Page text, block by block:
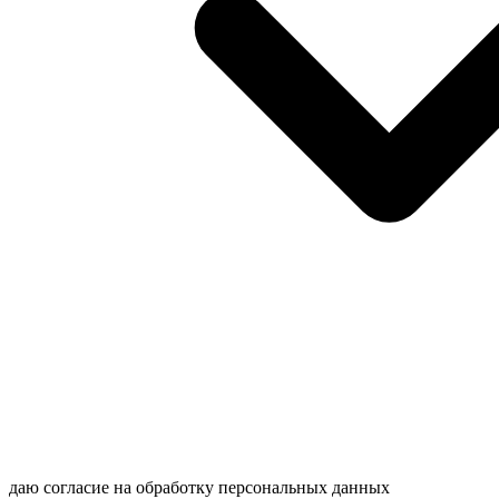
даю согласие на обработку персональных данных